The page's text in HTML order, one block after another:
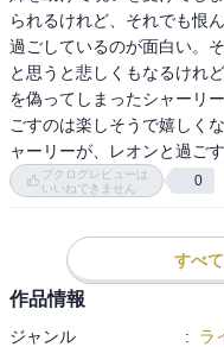
られるけれど、それでも恨
過ごしているのが面白い。
と思うと悲しくもなるけれ
を偽ってしまったシャーリ
ごすのは楽しそうで嬉しく
ャーリーが、レオンと過ご
ブクログレビューは
いいねできません
0
すべ
作品情報
ジャンル : ラ